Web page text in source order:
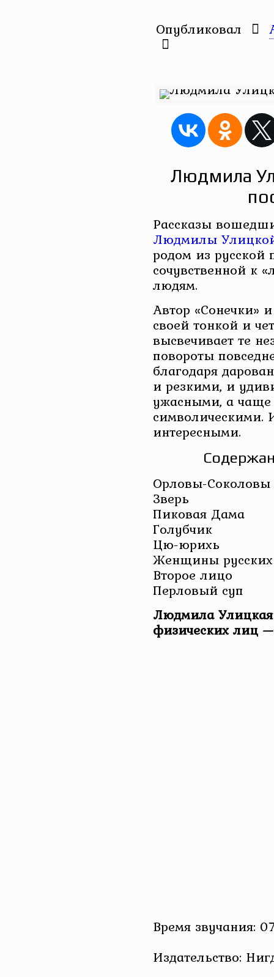
Опубликовал
Людмила
Рассказы
Людмилы
родом из русской
сочувственной к
людям.
Автор «Сонечки»
своей тонкой и
высвечивает те
повороты
благодаря
и резкими, и
ужасными, а чаще
символическими.
интересными.
Орловы-Соколовы
Зверь
Пиковая Дама
Голубчик
Цю-юрихь
Женщины
Второе лицо
Перловый суп
Людмила Улицкая
физических лиц —
Время звучания:
Издательство: